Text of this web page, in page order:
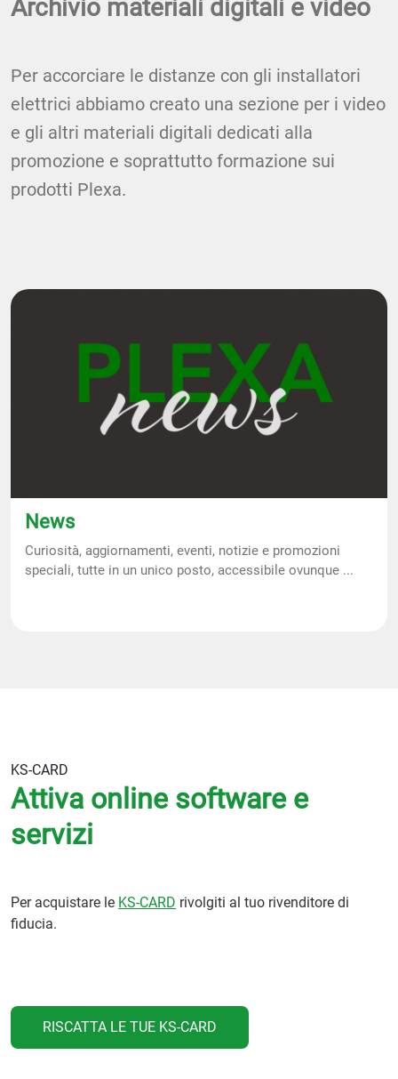
Archivio materiali digitali e video
Per accorciare le distanze con gli installatori
elettrici abbiamo creato una sezione per i video
e gli altri materiali digitali dedicati alla
promozione e soprattutto formazione sui
prodotti Plexa.
News
Curiosità, aggiornamenti, eventi, notizie e promozioni
speciali, tutte in un unico posto, accessibile ovunque ...
KS-CARD
Attiva online software e
servizi
Per acquistare le KS-CARD rivolgiti al tuo rivenditore di
fiducia.
RISCATTA LE TUE KS-CARD